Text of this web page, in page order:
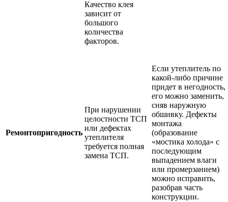
Качество клея
зависит от
большого
количества
факторов.
Ремонтопригодность
При нарушении
целостности ТСП
или дефектах
утеплителя
требуется полная
замена ТСП.
Если утеплитель по
какой-либо причине
придет в негодность,
его можно заменить,
сняв наружную
обшивку. Дефекты
монтажа
(образование
«мостика холода» с
последующим
выпадением влаги
или промерзанием)
можно исправить,
разобрав часть
конструкции.